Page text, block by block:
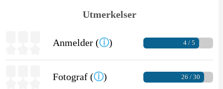
Utmerkelser
Anmelder (ⓘ) 4 / 5
Fotograf (ⓘ) 26 / 30